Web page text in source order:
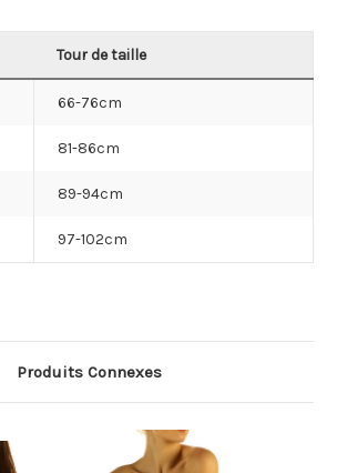
Tour de taille
66-76cm
81-86cm
89-94cm
97-102cm
Produits Connexes